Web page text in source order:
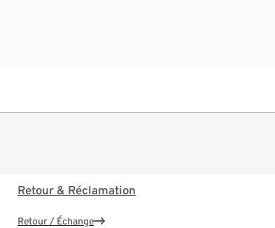
Retour & Réclamation
Retour / Échange